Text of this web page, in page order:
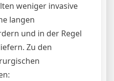
weniger invasive
langen
und in der Regel
Zu den